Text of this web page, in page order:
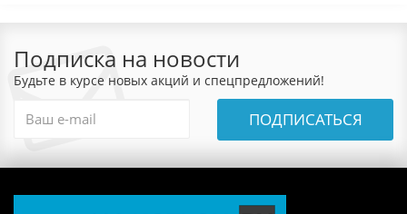
Подписка на новости
Будьте в курсе новых акций и спецпредложений!
ПОДПИСАТЬСЯ